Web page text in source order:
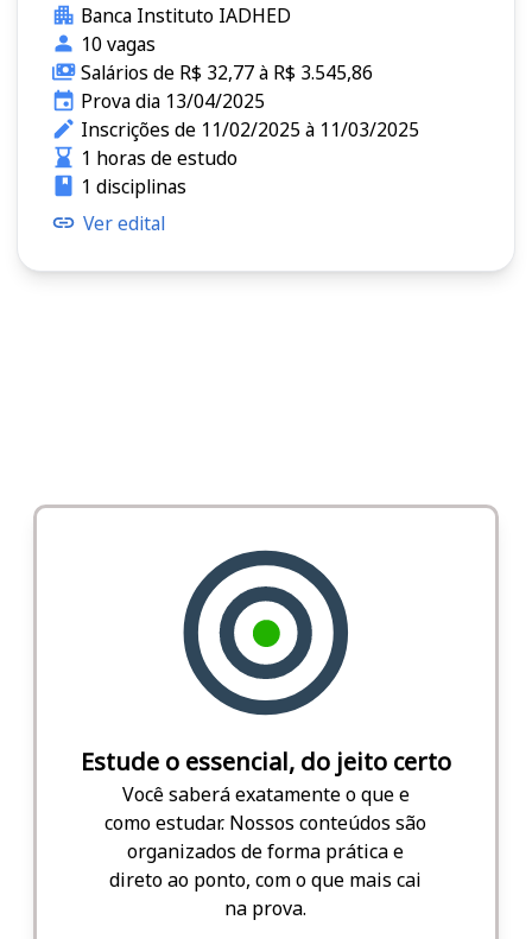
Banca Instituto IADHED
10 vagas
Salários de R$ 32,77 à R$ 3.545,86
Prova dia 13/04/2025
Inscrições de 11/02/2025 à 11/03/2025
1 horas de estudo
1 disciplinas
Ver edital
Estude o essencial, do jeito certo
Você saberá exatamente o que e
como estudar. Nossos conteúdos são
organizados de forma prática e
direto ao ponto, com o que mais cai
na prova.